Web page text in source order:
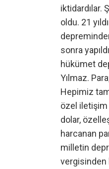
iktidardılar.
oldu. 21
sonra
hükümet
Yılmaz.
Hepimiz
özel iletişim
dolar,
harcanan
milletin
vergisinden